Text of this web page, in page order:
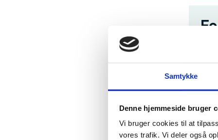
Samtykke
Denne hjemmeside bruger
Vi bruger cookies til at
vores trafik. Vi deler ogsådet